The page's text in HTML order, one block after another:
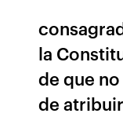
la
de que
de